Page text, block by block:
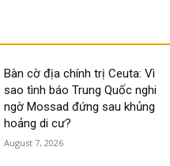
Bàn cờ địa chính trị Ceuta: Vì
sao tình báo Trung Quốc nghi
ngờ Mossad đứng sau khủng
hoảng di cư?
August 7, 2026